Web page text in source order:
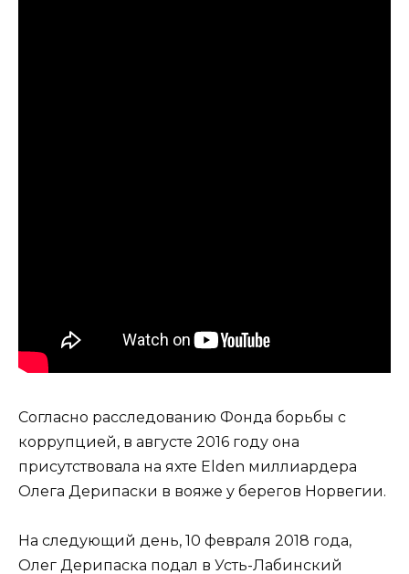
Согласно расследованию Фонда борьбы с
коррупцией, в августе 2016 году она
присутствовала на яхте Elden миллиардера
Олега Дерипаски в вояже у берегов Норвегии.
На следующий день, 10 февраля 2018 года,
Олег Дерипаска подал в Усть-Лабинский